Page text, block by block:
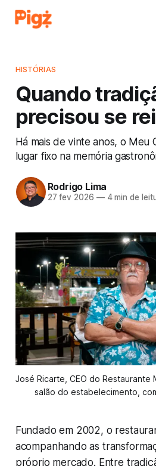
HISTÓRIAS
Quando
precisou se
Há mais de vinte anos, o Meu
lugar fixo na memória
Rodrigo Lima
27 fev 2026 —4 min de
José Ricarte, CEO do Restaurante
salão do estabelecimento,
Fundado em 2002, o
acompanhando as
próprio mercado. Entre